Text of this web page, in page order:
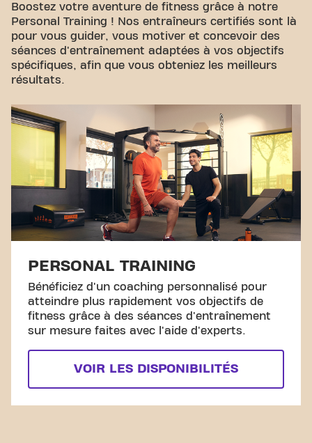
Boostez votre aventure de fitness grâce à notre
Personal Training ! Nos entraîneurs certifiés sont là
pour vous guider, vous motiver et concevoir des
séances d'entraînement adaptées à vos objectifs
spécifiques, afin que vous obteniez les meilleurs
résultats.
PERSONAL TRAINING
Bénéficiez d'un coaching personnalisé pour
atteindre plus rapidement vos objectifs de
fitness grâce à des séances d'entraînement
sur mesure faites avec l'aide d'experts.
VOIR LES DISPONIBILITÉS